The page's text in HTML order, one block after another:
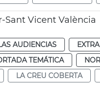
Sant Vicent València
AUDIENCIAS
TEMÁTICA
LA CREU COBERTA